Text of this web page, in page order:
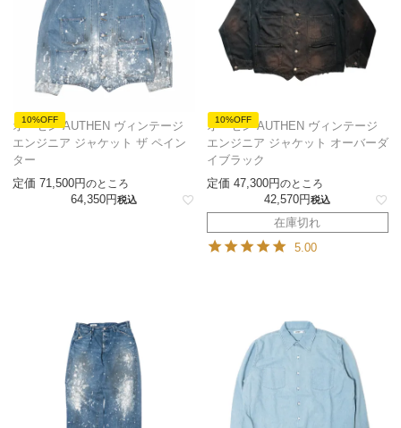
10%OFF
オーセン AUTHEN ヴィンテージ
エンジニア ジャケット ザ ペイン
ター
定価 71,500 のところ
64,350 税込
10%OFF
オーセン AUTHEN ヴィンテージ
エンジニア ジャケット オーバーダ
イブラック
定価 47,300 のところ
42,570 税込
在庫切れ
5.00